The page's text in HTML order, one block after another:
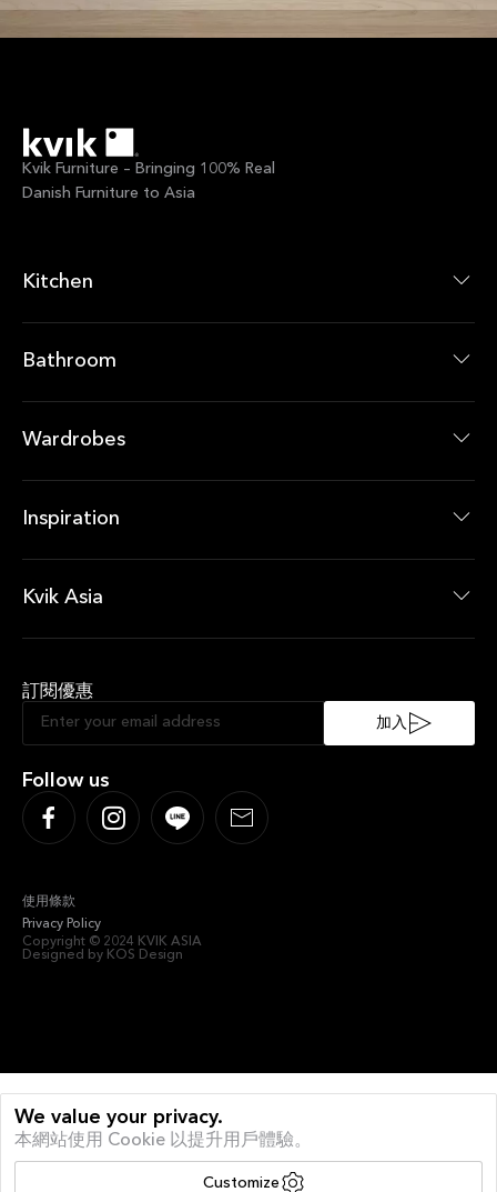
We value your privacy.
本網站使用 Cookie 以提升用戶體驗。
Customize
Kvik Furniture – Bringing 100% Real
Danish Furniture to Asia
Kitchen
廚房產品
Bathroom
浴室產品
Wardrobes
衣櫃產品
Inspiration
即時優惠
Kvik Asia
Sustainable Kitchen
Sociable Kitchen
Follow us
訂閱優惠
加入
使用條款
Privacy Policy
Designed by KOS Design
Copyright © 2024 KVIK ASIA